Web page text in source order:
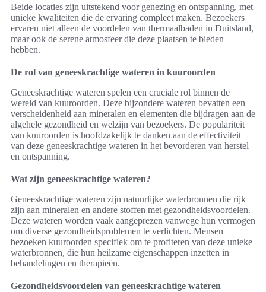
Beide locaties zijn uitstekend voor genezing en ontspanning, met
unieke kwaliteiten die de ervaring compleet maken. Bezoekers
ervaren niet alleen de voordelen van thermaalbaden in Duitsland,
maar ook de serene atmosfeer die deze plaatsen te bieden
hebben.
De rol van geneeskrachtige wateren in kuuroorden
Geneeskrachtige wateren spelen een cruciale rol binnen de
wereld van kuuroorden. Deze bijzondere wateren bevatten een
verscheidenheid aan mineralen en elementen die bijdragen aan de
algehele gezondheid en welzijn van bezoekers. De populariteit
van kuuroorden is hoofdzakelijk te danken aan de effectiviteit
van deze geneeskrachtige wateren in het bevorderen van herstel
en ontspanning.
Wat zijn geneeskrachtige wateren?
Geneeskrachtige wateren zijn natuurlijke waterbronnen die rijk
zijn aan mineralen en andere stoffen met gezondheidsvoordelen.
Deze wateren worden vaak aangeprezen vanwege hun vermogen
om diverse gezondheidsproblemen te verlichten. Mensen
bezoeken kuuroorden specifiek om te profiteren van deze unieke
waterbronnen, die hun heilzame eigenschappen inzetten in
behandelingen en therapieën.
Gezondheidsvoordelen van geneeskrachtige wateren